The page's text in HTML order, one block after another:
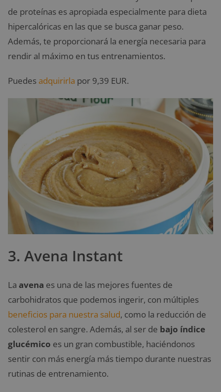
de proteínas es apropiada especialmente para dieta
hipercalóricas en las que se busca ganar peso.
Además, te proporcionará la energía necesaria para
rendir al máximo en tus entrenamientos.
Puedesadquirirla por 9,39 EUR.
3. Avena Instant
La avena es una de las mejores fuentes de
carbohidratos que podemos ingerir, con múltiples
beneficios para nuestra salud, como la reducción de
colesterol en sangre. Además, al ser de bajo índice
glucémico es un gran combustible, haciéndonos
sentir con más energía más tiempo durante nuestras
rutinas de entrenamiento.